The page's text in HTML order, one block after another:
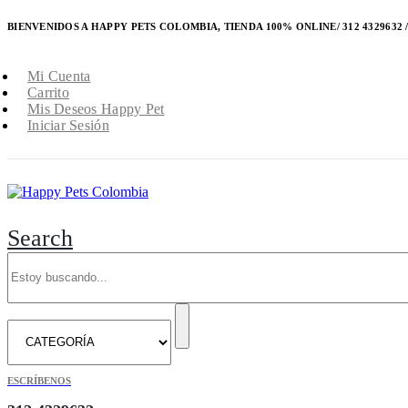
BIENVENIDOS A HAPPY PETS COLOMBIA, TIENDA 100% ONLINE/ 312 4329632
Mi Cuenta
Carrito
Mis Deseos Happy Pet
Iniciar Sesión
Search
ESCRÍBENOS